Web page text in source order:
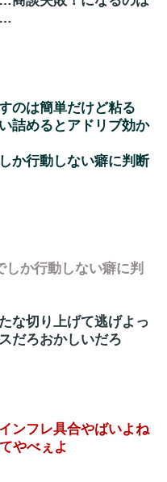
…
のは簡単だけど粘る
詰めるとアドリブ効か
か行動しない癖に判断
か行動しない癖に判
な切り上げて逃げよっ
だろおかしいだろ
ンフレ具合やばいよね
やべぇよ